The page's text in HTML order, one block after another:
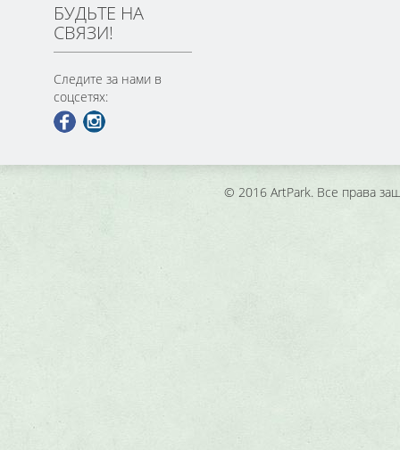
БУДЬТЕ НА
СВЯЗИ!
Следите за нами в
соцсетях:
© 2016 ArtPark. Все права